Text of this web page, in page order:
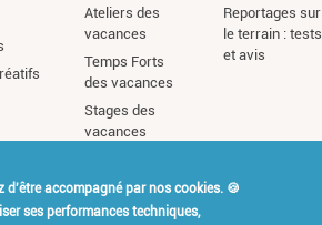
Ateliers des
vacances
Temps Forts
des vacances
Stages des
vacances
Reportages sur
le terrain : tests
et avis
Contact
accompagné par nos cookies. 🍪
ses performances techniques,